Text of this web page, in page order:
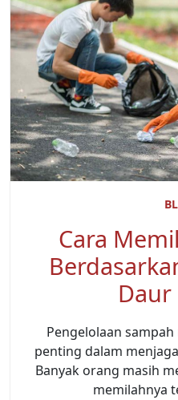
Cara
Daur
Pengelolaan
penting dalam
Banyak orang masih
memilahnya